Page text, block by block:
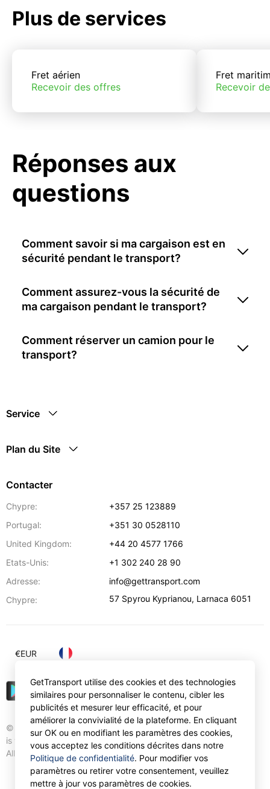
Plus de services
Fret aérien
Recevoir des offres
Fret
Recevoir
Réponses aux
questions
Comment savoir si ma cargaison est en
sécurité pendant le transport?
Comment assurez-vous la sécurité de
ma cargaison pendant le transport?
Comment réserver un camion pour le
transport?
Service
Plan du Site
Contacter
Chypre:
+357 25 123889
Portugal:
+351 30 0528110
United Kingdom:
+44 20 4577 1766
Etats-Unis:
+1 302 240 28 90
Adresse:
info@gettransport.com
Chypre:
57 Spyrou Kyprianou, Larnaca 6051
© Gettransport International Limited. GetTransport®
is trademark of Gettransport International Limited.
All rights reserved.
€EUR
GetTransport utilise des cookies et des technologies
similaires pour personnaliser le contenu, cibler les
publicités et mesurer leur efficacité, et pour
améliorer la convivialité de la plateforme. En cliquant
sur OK ou en modifiant les paramètres des cookies,
vous acceptez les conditions décrites dans notre
Politique de confidentialité. Pour modifier vos
paramètres ou retirer votre consentement, veuillez
mettre à jour vos paramètres de cookies.